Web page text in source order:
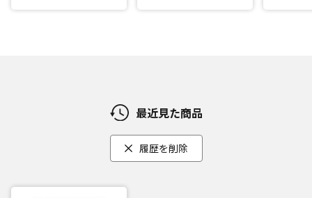
最近見た商品
履歴を削除